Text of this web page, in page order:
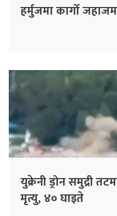
हर्मुजमा कार्गो
युक्रेनी ड्रोन समुद्री
मृत्यु, ४० घाइते